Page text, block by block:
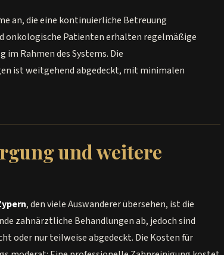
an, die eine kontinuierliche Betreuung
onkologische Patienten erhalten regelmäßige
Rahmen des Systems. Die
ist weitgehend abgedeckt, mit minimalen
und weitere
, den viele Auswanderer übersehen, ist die
zahnärztliche Behandlungen ab, jedoch sind
oder nur teilweise abgedeckt. Die Kosten für